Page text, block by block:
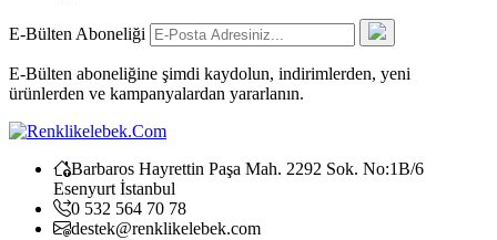
E-Bülten Aboneliği
E-Bülten aboneliğine şimdi kaydolun, indirimlerden, yeni
ürünlerden ve kampanyalardan yararlanın.
Barbaros Hayrettin Paşa Mah. 2292 Sok. No:1B/6
Esenyurt İstanbul
0 532 564 70 78
destek@renklikelebek.com